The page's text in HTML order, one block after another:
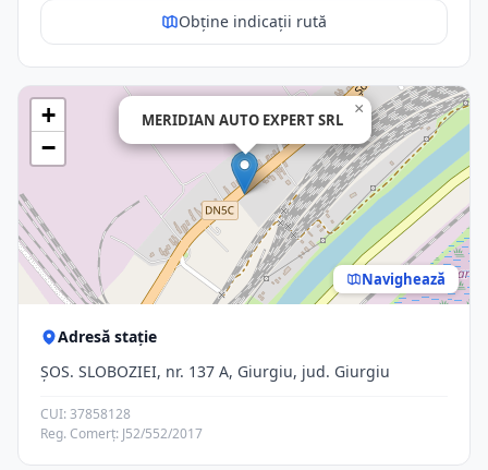
Obține indicații rută
MERIDIAN AUTO EXPERT SRL
×
+
−
Navighează
Adresă stație
ŞOS. SLOBOZIEI, nr. 137 A, Giurgiu, jud. Giurgiu
CUI: 37858128
Reg. Comerț: J52/552/2017